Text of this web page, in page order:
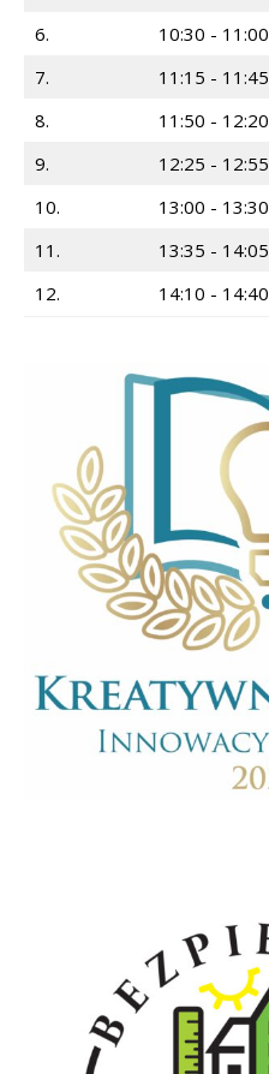
6.
10:30 - 11:00
7.
11:15 - 11:45
8.
11:50 - 12:20
9.
12:25 - 12:55
10.
13:00 - 13:30
11.
13:35 - 14:05
12.
14:10 - 14:40